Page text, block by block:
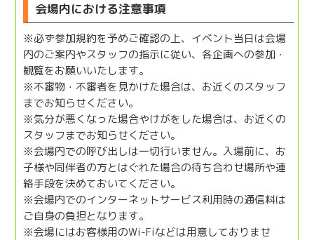
会場内における注意事項
※必ず参加規約を予めご確認の上、イベント当日は会場
内のご案内やスタッフの指示に従い、各企画への参加・
観覧をお願いいたします。
※不審物・不審者を見かけた場合は、お近くのスタッフ
までお知らせください。
※気分が悪くなった場合やけがをした場合は、お近くの
スタッフまでお知らせください。
※会場内での呼び出しは一切行いません。入場前に、お
子様や同伴者の方とはぐれた場合の待ち合わせ場所や連
絡手段を決めておいてください。
※会場内でのインターネットサービス利用時の通信料は
ご自身の負担となります。
※会場にはお客様用のWi-Fiなどは用意しておりませ